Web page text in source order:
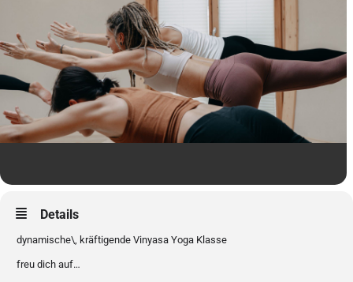
Details
dynamische\, kräftigende Vinyasa Yoga Klasse
freu dich auf…